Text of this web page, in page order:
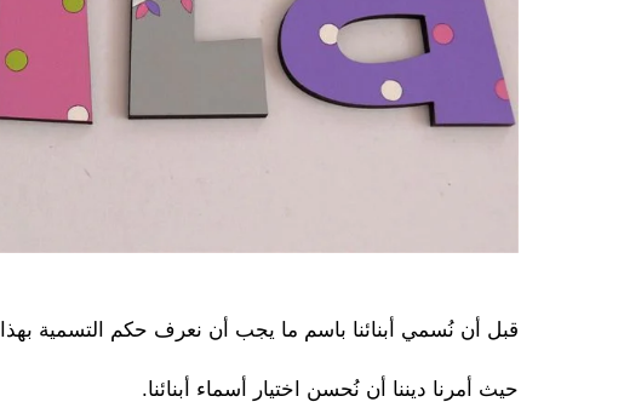
قبل أن نُسمي أبنائنا باسم ما يجب أن نعرف حكم التسمية بهذا
حيث أمرنا ديننا أن نُحسن اختيار أسماء أبنائنا.